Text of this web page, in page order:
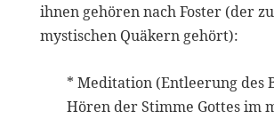
ihnen gehören nach Foster (der
mystischen Quäkern gehört):
* Meditation (Entleerung des
Hören der Stimme Gottes im